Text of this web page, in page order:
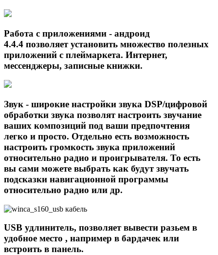
Работа с приложениями - андроид
4.4.4 позволяет установить множество полезных
приложений с плеймаркета. Интернет,
мессенджеры, записные книжки.
Звук - широкие настройки звука DSP/цифровой
обработки звука позволят настроить звучание
ваших композиций под ваши предпочтения
легко и просто. Отдельно есть возможность
настроить громкость звука приложений
относительно радио и проигрывателя. То есть
вы сами можете выбрать как будут звучать
подсказки навигационной программы
относительно радио или др.
USB удлинитель, позволяет вывести разьем в
удобное место , например в бардачек или
встроить в панель.